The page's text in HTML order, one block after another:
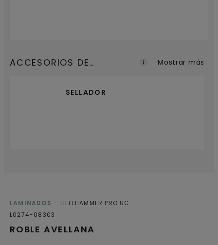
ACCESORIOS DE
SELLADOR
Mostrar más
ROBLE AVELLANA
LAMINADOS
LILLEHAMMER PRO UC
L0274-08303